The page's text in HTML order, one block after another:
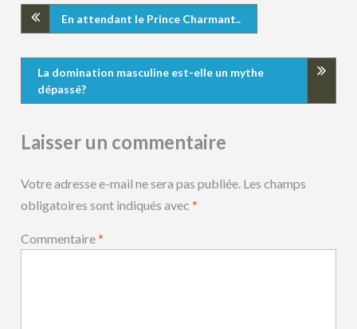
En attendant le Prince Charmant..
La domination masculine est-elle un mythe
dépassé?
Laisser un commentaire
Votre adresse e-mail ne sera pas publiée. Les champs
obligatoires sont indiqués avec*
Commentaire*